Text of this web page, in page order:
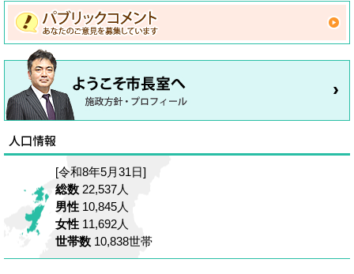
[令和8年5月31日]
総数 22,537人
男性 10,845人
女性 11,692人
世帯数 10,838世帯